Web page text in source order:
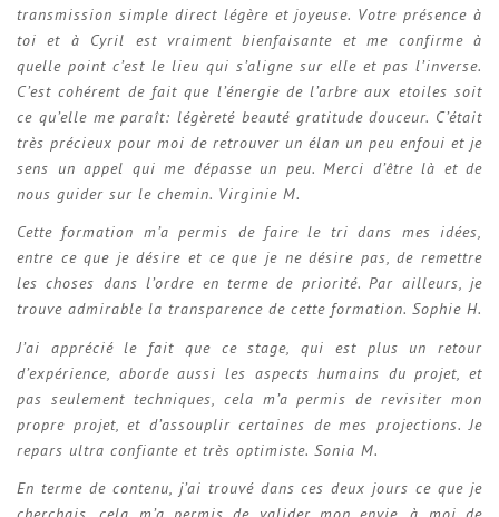
transmission simple direct légère et joyeuse. Votre présence à
toi et à Cyril est vraiment bienfaisante et me confirme à
quelle point c’est le lieu qui s’aligne sur elle et pas l’inverse.
C’est cohérent de fait que l’énergie de l’arbre aux etoiles soit
ce qu’elle me paraît: légèreté beauté gratitude douceur. C’était
très précieux pour moi de retrouver un élan un peu enfoui et je
sens un appel qui me dépasse un peu. Merci d’être là et de
nous guider sur le chemin. Virginie M.
Cette formation m’a permis de faire le tri dans mes idées,
entre ce que je désire et ce que je ne désire pas, de remettre
les choses dans l’ordre en terme de priorité. Par ailleurs, je
trouve admirable la transparence de cette formation. Sophie H.
J’ai apprécié le fait que ce stage, qui est plus un retour
d’expérience, aborde aussi les aspects humains du projet, et
pas seulement techniques, cela m’a permis de revisiter mon
propre projet, et d’assouplir certaines de mes projections. Je
repars ultra confiante et très optimiste. Sonia M.
En terme de contenu, j’ai trouvé dans ces deux jours ce que je